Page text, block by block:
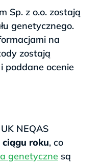
Sp. z o.o. zostają
genetycznego.
na
zostają
poddane ocenie
NEQAS
roku, co
genetyczne są